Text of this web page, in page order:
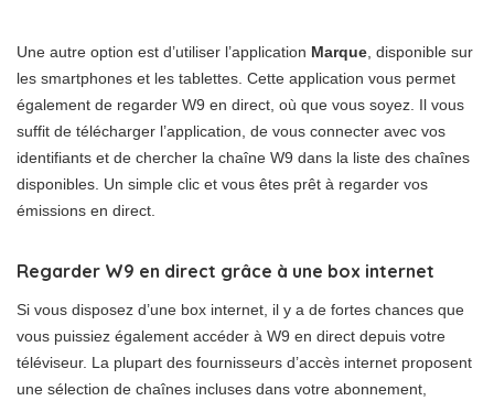
Une autre option est d’utiliser l’application Marque , disponible sur
les smartphones et les tablettes. Cette application vous permet
également de regarder W9 en direct, où que vous soyez. Il vous
suffit de télécharger l’application, de vous connecter avec vos
identifiants et de chercher la chaîne W9 dans la liste des chaînes
disponibles. Un simple clic et vous êtes prêt à regarder vos
émissions en direct.
Regarder W9 en direct grâce à une box internet
Si vous disposez d’une box internet, il y a de fortes chances que
vous puissiez également accéder à W9 en direct depuis votre
téléviseur. La plupart des fournisseurs d’accès internet proposent
une sélection de chaînes incluses dans votre abonnement,